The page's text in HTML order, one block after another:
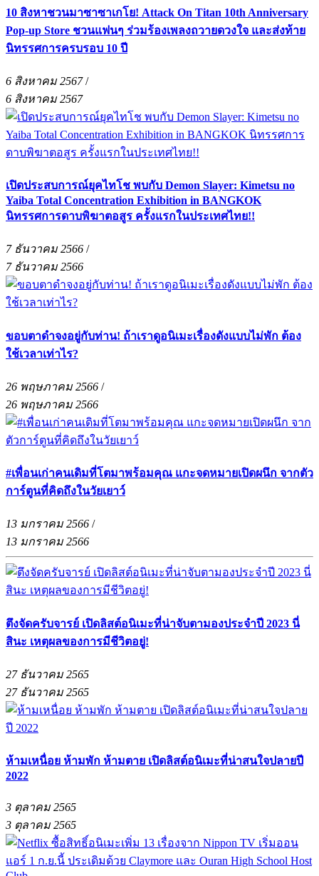
10 สิงหาชวนมาซาซาเกโย! Attack On Titan 10th Anniversary
Pop-up Store ชวนแฟนๆ ร่วมร้องเพลงถวายดวงใจ และส่งท้าย
นิทรรศการครบรอบ 10 ปี
6 สิงหาคม 2567/
6 สิงหาคม 2567
เปิดประสบการณ์ยุคไทโช พบกับ Demon Slayer: Kimetsu no
Yaiba Total Concentration Exhibition in BANGKOK
นิทรรศการดาบพิฆาตอสูร ครั้งแรกในประเทศไทย!!
7 ธันวาคม 2566 /
7 ธันวาคม 2566
ขอบตาดำจงอยู่กับท่าน! ถ้าเราดูอนิเมะเรื่องดังแบบไม่พัก ต้อง
ใช้เวลาเท่าไร?
26 พฤษภาคม 2566 /
26 พฤษภาคม 2566
#เพื่อนเก่าคนเดิมที่โตมาพร้อมคุณ แกะจดหมายเปิดผนึก จากตัว
การ์ตูนที่คิดถึงในวัยเยาว์
13 มกราคม 2566 /
13 มกราคม 2566
ตึงจัดครับจารย์ เปิดลิสต์อนิเมะที่น่าจับตามองประจำปี 2023 นี่
สินะ เหตุผลของการมีชีวิตอยู่!
27 ธันวาคม 2565
27 ธันวาคม 2565
ห้ามเหนื่อย ห้ามพัก ห้ามตาย เปิดลิสต์อนิเมะที่น่าสนใจปลายปี
2022
3 ตุลาคม 2565
3 ตุลาคม 2565